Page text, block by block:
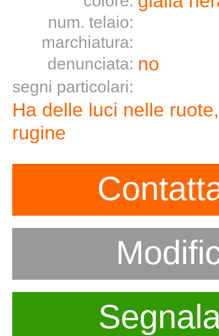
num. telaio:
marchiatura:
denunciata: no
segni particolari:
Ha delle luci nelle
rugine